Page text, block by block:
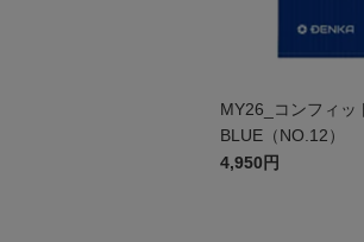
MY26_コンフィッ
BLUE（NO.12）
4,950円